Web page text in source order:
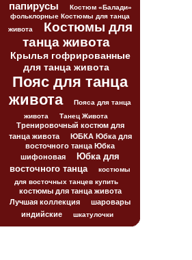
папирусы
Костюм «Балади»
фольклорные Костюмы для танца
живота
Костюмы для
танца живота
Крылья гофрированные
для танца живота
Пояс для танца
живота
Пояса для танца
живота
Танец Живота
Тренировочный костюм для
танца живота
ЮБКА Юбка для
восточного танца Юбка
шифоновая
Юбка для
восточного танца
костюмы
для восточных танцев купить
костюмы для танца живота
Лучшая коллекция
шаровары
индийские
шкатулочки